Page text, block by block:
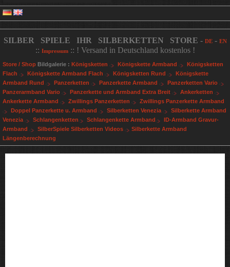
SILBER SPIELE IHR SILBERKETTEN STORE - DE- EN
:: Impressum:: ! Versand in Deutschland kostenlos !
Store / Shop Bildgalerie : Königsketten Königskette Armband
Königsketten
Flach
Königskette Armband Flach Königsketten Rund
Königskette
Armband Rund
Panzerketten Panzerkette Armband
Panzerketten Vario
Panzerarmband Vario
Panzerkette und Armband Extra Breit
Ankerketten
Ankerkette Armband
Zwillings Panzerketten
Zwillings Panzerkette Armband
Doppel Panzerkette u. Armband
Silberketten Venezia
Silberkette Armband
Venezia
Schlangenketten Schlangenkette Armband
ID-Armband Gravur-
Armband
SilberSpiele Silberketten Videos
Silberkette Armband
Längenberechnung